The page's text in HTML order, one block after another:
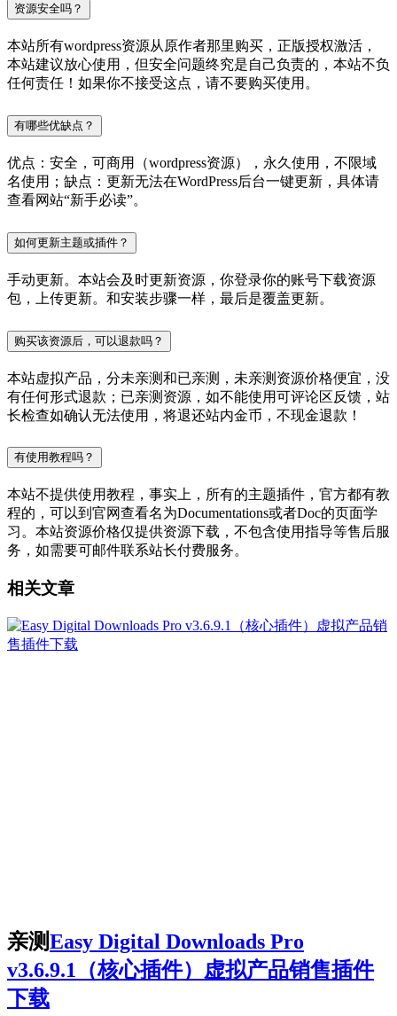
资源安全吗？
本站所有wordpress资源从原作者那里购买，正版授权激活，
本站建议放心使用，但安全问题终究是自己负责的，本站不负
任何责任！如果你不接受这点，请不要购买使用。
有哪些优缺点？
优点：安全，可商用（wordpress资源），永久使用，不限域
名使用；缺点：更新无法在WordPress后台一键更新，具体请
查看网站“新手必读”。
如何更新主题或插件？
手动更新。本站会及时更新资源，你登录你的账号下载资源
包，上传更新。和安装步骤一样，最后是覆盖更新。
购买该资源后，可以退款吗？
本站虚拟产品，分未亲测和已亲测，未亲测资源价格便宜，没
有任何形式退款；已亲测资源，如不能使用可评论区反馈，站
长检查如确认无法使用，将退还站内金币，不现金退款！
有使用教程吗？
本站不提供使用教程，事实上，所有的主题插件，官方都有教
程的，可以到官网查看名为Documentations或者Doc的页面学
习。本站资源价格仅提供资源下载，不包含使用指导等售后服
务，如需要可邮件联系站长付费服务。
相关文章
亲测Easy Digital Downloads Pro
v3.6.9.1（核心插件）虚拟产品销售插件
下载